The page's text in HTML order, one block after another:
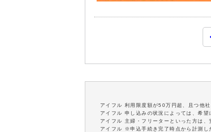
アイフル 利用限度額が50万円超、且つ他
アイフル 申し込みの状況によっては、希望
アイフル 主婦・フリーターといった方は、
アイフル ※申込手続き完了時点から計測し